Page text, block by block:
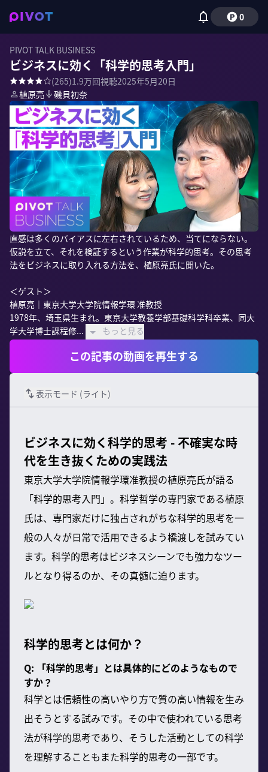
0
PIVOT TALK BUSINESS
ビジネスに効く「科学的思考入門」
(265)1.9万回視聴2025年5月20日
植原亮
磯貝初奈
直感は多くのバイアスに左右されているため、当てにならない。
仮説を立て、それを検証するという作業が科学的思考。その思考
法をビジネスに取り入れる方法を、植原亮氏に聞いた。
＜ゲスト＞
植原亮｜東京大学大学院情報学環 准教授
1978年、埼玉県生まれ。東京大学教養学部基礎科学科卒業、同大
学大学博士課程修...
もっと見る
この記事の動画を再生する
表示モード (ライト)
ビジネスに効く科学的思考 - 不確実な時
代を生き抜くための実践法
東京大学大学院情報学環准教授の植原亮氏が語る
「科学的思考入門」。科学哲学の専門家である植原
氏は、専門家だけに独占されがちな科学的思考を一
般の人々が日常で活用できるよう橋渡しを試みてい
ます。科学的思考はビジネスシーンでも強力なツー
ルとなり得るのか、その真髄に迫ります。
科学的思考とは何か？
Q: 「科学的思考」とは具体的にどのようなもので
すか？
科学とは信頼性の高いやり方で質の高い情報を生み
出そうとする試みです。その中で使われている思考
法が科学的思考であり、そうした活動としての科学
を理解することもまた科学的思考の一部です。